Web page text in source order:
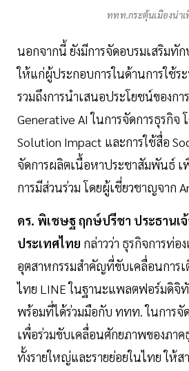
ททท.กระตุ้นเมืองน่าเ
นอกจากนี้ ยังมีการจัดอบรมเสริมทั
ให้แก่ผู้ประกอบการในด้านการใช้ร
รวมถึงการนำเสนอประโยชน์ของกา
Generative AI ในการจัดการธุรกิจ
Solution Impact และการใช้สื่อ
จัดการผลิตเนื้อหาประชาสัมพันธ์ เ
การมีส่วนร่วม โดยผู้เชี่ยวชาญจาก
ดร. พิเชษฐ ฤกษ์ปรีชา ประธานเ
ประเทศไทย กล่าวว่า ธุรกิจการท่อ
อุตสาหกรรมสำคัญที่ขับเคลื่อนการเ
ไทย LINE ในฐานะแพลตฟอร์มดิจิ
พร้อมที่ได้ร่วมมือกับ ททท. ในการ
เพื่อร่วมขับเคลื่อนศักยภาพของภาค
ทั้งรายใหญ่และรายย่อยในไทย ให้ส